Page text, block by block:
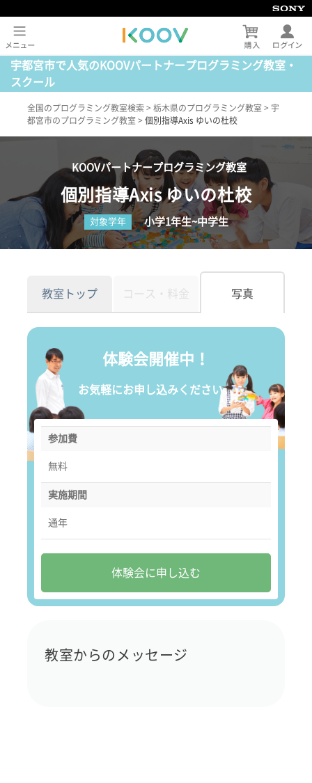
宇都宮市で人気のKOOVパートナープログラミング教室・
スクール
全国のプログラミング教室検索 > 栃木県のプログラミング教室 > 宇
都宮市のプログラミング教室 > 個別指導Axis ゆいの杜校
KOOVパートナープログラミング教室
個別指導Axis ゆいの杜校
対象学年 小学1年生~中学生
教室トップ コース・料金 写真
体験会開催中！
お気軽にお申し込みください。
参加費
無料
実施期間
通年
体験会に申し込む
教室からのメッセージ